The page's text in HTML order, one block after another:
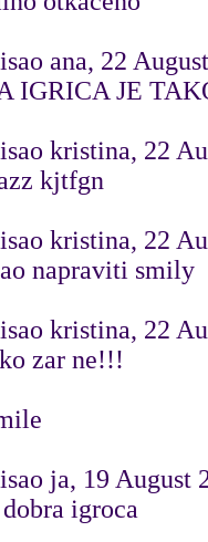
ana, 22
IGRICA JE
kristina, 22
kjtfgn
kristina, 22
napraviti smily
kristina, 22
zar ne!!!
ja, 19 August
igroca